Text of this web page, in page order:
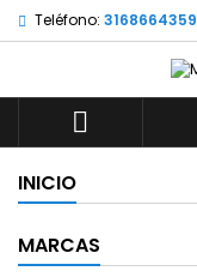
Teléfono: 3168664359

INICIO
MARCAS